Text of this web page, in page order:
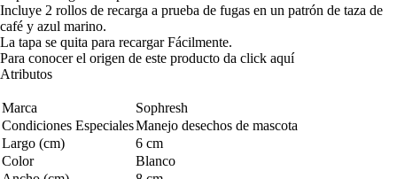
Incluye 2 rollos de recarga a prueba de fugas en un patrón de taza de
café y azul marino.
La tapa se quita para recargar Fácilmente.
Para conocer el origen de este producto da click aquí
Atributos
Marca
Sophresh
Condiciones EspecialesManejo desechos de mascota
Largo (cm)
6 cm
Color
Blanco